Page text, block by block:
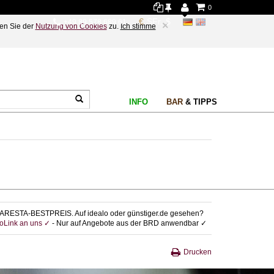
Sie der Nutzung von Cookieszu. Ich stimme ×
0
+49 89 578 689 61
BAR& TIPPS
INFO
BESTPREIS. Auf idealo oder günstiger.de gesehen?
an uns ✓ - Nur auf Angebote aus der BRD anwendbar ✓
Drucken